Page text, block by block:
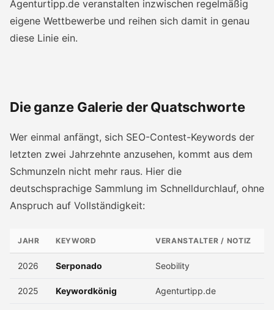
Agenturtipp.de veranstalten inzwischen regelmäßig
eigene Wettbewerbe und reihen sich damit in genau
diese Linie ein.
Die ganze Galerie der Quatschworte
Wer einmal anfängt, sich SEO-Contest-Keywords der
letzten zwei Jahrzehnte anzusehen, kommt aus dem
Schmunzeln nicht mehr raus. Hier die
deutschsprachige Sammlung im Schnelldurchlauf, ohne
Anspruch auf Vollständigkeit:
JAHR KEYWORD VERANSTALTER / NOTIZ
2026 Serponado Seobility
2025 Keywordkönig Agenturtipp.de